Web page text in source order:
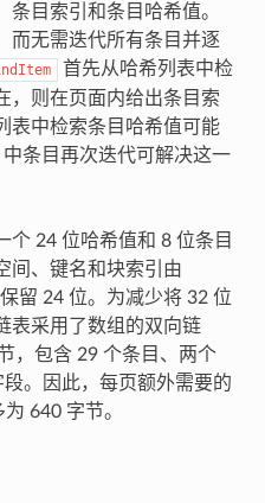
目索引和条目哈希值。
而无需迭代所有条目并逐
首先从哈希列表中检
，则在页面内给出条目索
表中检索条目哈希值可能
条目再次迭代可解决这一
个 24 位哈希值和 8 位条目
间、键名和块索引由
留 24 位。为减少将 32 位
表采用了数组的双向链
，包含 29 个条目、两个
。因此，每页额外需要的
640 字节。